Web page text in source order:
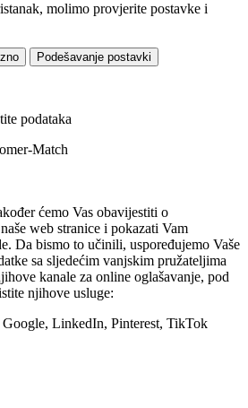
molimo provjerite postavke i
Podešavanje postavki
podataka
Match
ćemo Vas obavijestiti o
web stranice i pokazati Vam
Da bismo to učinili, uspoređujemo Vaše
sa sljedećim vanjskim pružateljima
kanale za online oglašavanje, pod
njihove usluge:
LinkedIn, Pinterest, TikTok